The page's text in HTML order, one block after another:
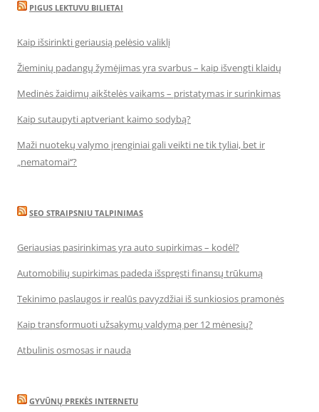
PIGUS LEKTUVU BILIETAI
Kaip išsirinkti geriausią pelėsio valiklį
Žieminių padangų žymėjimas yra svarbus – kaip išvengti klaidų
Medinės žaidimų aikštelės vaikams – pristatymas ir surinkimas
Kaip sutaupyti aptveriant kaimo sodybą?
Maži nuotekų valymo įrenginiai gali veikti ne tik tyliai, bet ir
„nematomai‘‘?
SEO STRAIPSNIU TALPINIMAS
Geriausias pasirinkimas yra auto supirkimas – kodėl?
Automobilių supirkimas padeda išspręsti finansų trūkumą
Tekinimo paslaugos ir realūs pavyzdžiai iš sunkiosios pramonės
Kaip transformuoti užsakymų valdymą per 12 mėnesių?
Atbulinis osmosas ir nauda
GYVŪNŲ PREKĖS INTERNETU